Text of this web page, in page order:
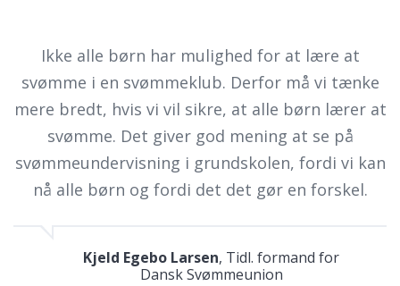
Ikke alle børn har mulighed for at lære at
i en svømmeklub. Derfor må vi tænke
bredt, hvis vi vil sikre, at alle børn lærer at
svømme. Det giver god mening at se på
i grundskolen, fordi vi kan
nå alle børn og fordi det det gør en forskel.
Kjeld Egebo Larsen, Tidl. formand for
Dansk Svømmeunion